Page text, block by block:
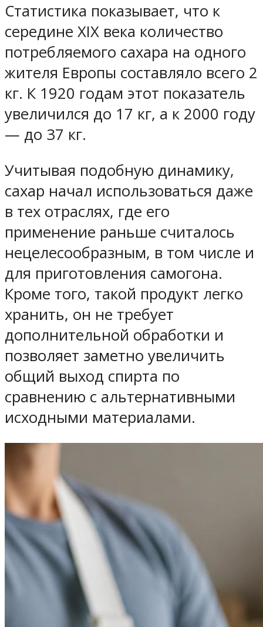
Статистика показывает, что к
середине XIX века количество
потребляемого сахара на одного
жителя Европы составляло всего 2
кг. К 1920 годам этот показатель
увеличился до 17 кг, а к 2000 году
— до 37 кг.
Учитывая подобную динамику,
сахар начал использоваться даже
в тех отраслях, где его
применение раньше считалось
нецелесообразным, в том числе и
для приготовления самогона.
Кроме того, такой продукт легко
хранить, он не требует
дополнительной обработки и
позволяет заметно увеличить
общий выход спирта по
сравнению с альтернативными
исходными материалами.